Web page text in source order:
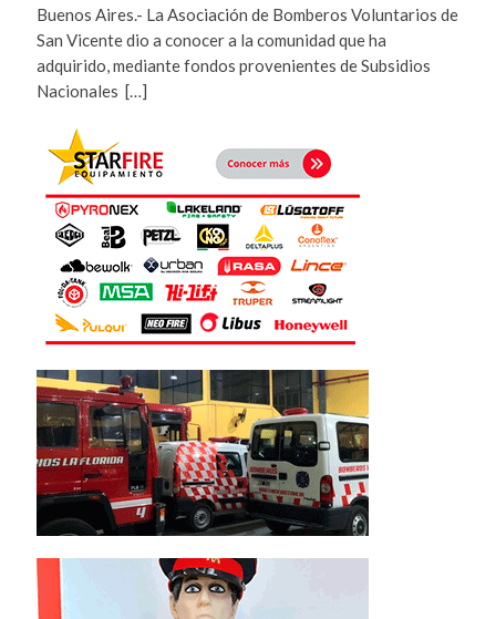
Buenos Aires.- La Asociación de Bomberos Voluntarios de
San Vicente dio a conocer a la comunidad que ha
adquirido, mediante fondos provenientes de Subsidios
Nacionales […]